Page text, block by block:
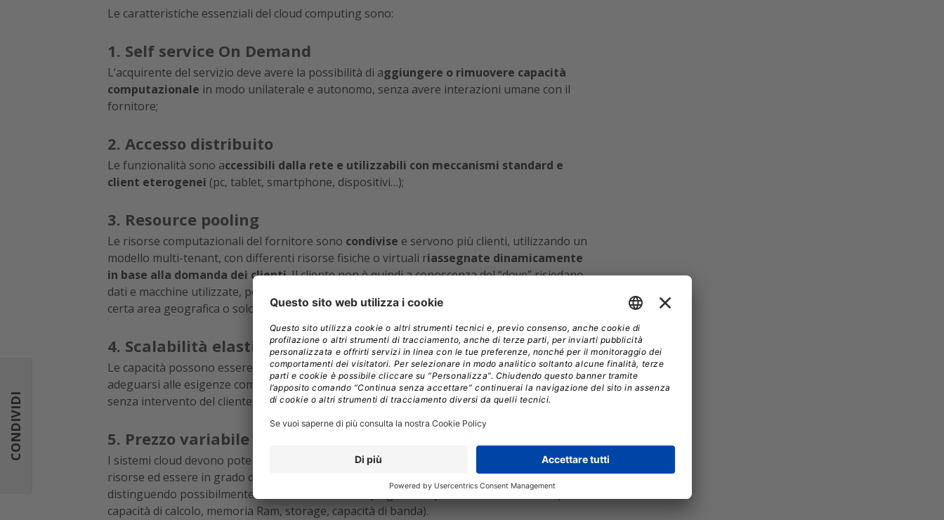
Le caratteristiche essenziali del cloud computing sono:
1. Self service On Demand
L’acquirente del servizio deve avere la possibilità di aggiungere o rimuovere capacità
computazionale in modo unilaterale e autonomo, senza avere interazioni umane con il
fornitore;
2. Accesso distribuito
Le funzionalità sono accessibili dalla rete e utilizzabili con meccanismi standard e
client eterogenei (pc, tablet, smartphone, dispositivi…);
3. Resource pooling
Le risorse computazionali del fornitore sono condivise e servono più clienti, utilizzando un
modello multi-tenant, con differenti risorse fisiche o virtuali riassegnate dinamicamente
in base alla domanda dei clienti. Il cliente non è quindi a conoscenza del “dove” risiedano
dati e macchine utilizzate, potendo al limite decidere di restringere le risorse solo a una
certa area geografica o solo a un determinato data center.
4. Scalabilità elastica e rapida
Le capacità possono essere rese disponibili o rilasciate rapidamentein modo da
adeguarsi alle esigenze computazionali del momento, in molti casi in modo automatico e
senza intervento del cliente.
5. Prezzo variabile e trasparente
I sistemi cloud devono poter controllare e ottimizzare automaticamente l’utilizzo delle
risorse ed essere in grado di generare report trasparenti sull’utilizzo effettivo,
distinguendo possibilmente tra account utente impiegati e il tipo di servizio misurato (es:
capacità di calcolo, memoria Ram, storage, capacità di banda).
CONDIVIDI